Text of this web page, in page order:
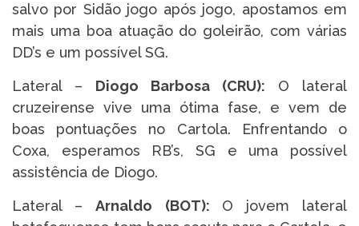
salvo por Sidão jogo após jogo, apostamos em
mais uma boa atuação do goleirão, com várias
DD’s e um possível SG.
Lateral – Diogo Barbosa (CRU): O lateral
cruzeirense vive uma ótima fase, e vem de
boas pontuações no Cartola. Enfrentando o
Coxa, esperamos RB’s, SG e uma possível
assistência de Diogo.
Lateral –Arnaldo (BOT): O jovem lateral